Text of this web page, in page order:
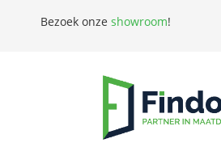
Bezoek onze showroom!